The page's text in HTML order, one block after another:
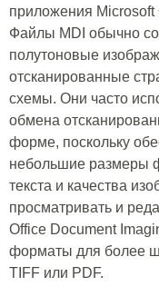
приложения Microsoft
Файлы MDI обычно
полутоновые
отсканированные
схемы. Они часто
обмена
форме, поскольку
небольшие размеры
текста и качества
просматривать и
Office Document
форматы для более
TIFF или PDF.